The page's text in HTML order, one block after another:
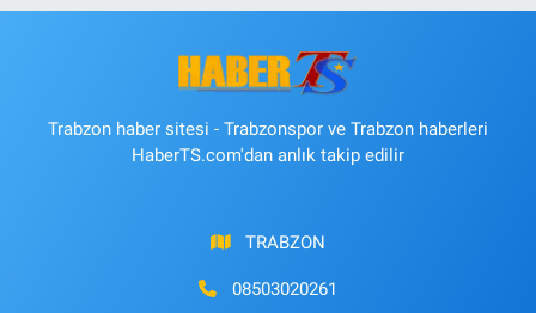
Trabzon haber sitesi - Trabzonspor ve Trabzon haberleri
HaberTS.com'dan anlık takip edilir
TRABZON
08503020261